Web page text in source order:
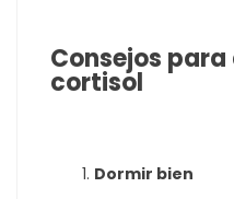
Consejos
cortisol
Dormir bien